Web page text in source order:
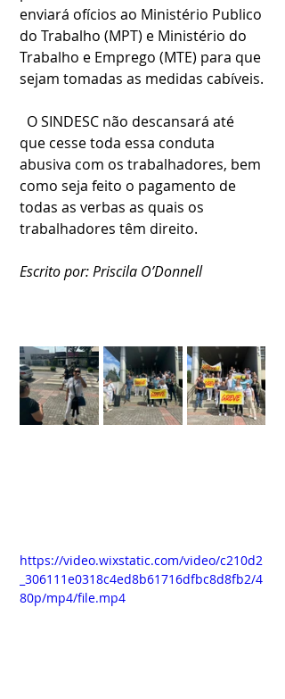
enviará ofícios ao Ministério Publico
do Trabalho (MPT) e Ministério do
Trabalho e Emprego (MTE) para que
sejam tomadas as medidas cabíveis.
que cesse toda essa conduta
abusiva com os trabalhadores, bem
como seja feito o pagamento de
todas as verbas as quais os
trabalhadores têm direito.
Escrito por: Priscila O’Donnell
https://video.wixstatic.com/video/c210d2
_306111e0318c4ed8b61716dfbc8d8fb2/4
80p/mp4/file.mp4